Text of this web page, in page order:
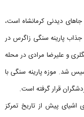
دیدنی کرمانشاه است،
جذاب پارینه سنگی زاگرس در
و علیرضا مرادی در محله
شد. موزه پارینه سنگی با
قرار گرفته‌ است.
پیش از تاریخ تمرکز